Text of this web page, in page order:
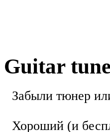
Guitar
Забыли тюнер
Хороший (и